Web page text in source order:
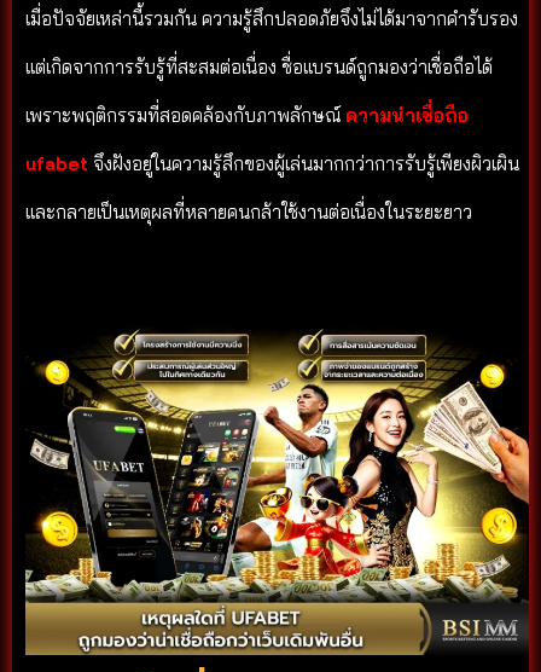
เมื่อปัจจัยเหล่านี้รวมกัน ความรู้สึกปลอดภัยจึงไม่ได้มาจากคำรับรอง
แต่เกิดจากการรับรู้ที่สะสมต่อเนื่อง ชื่อแบรนด์ถูกมองว่าเชื่อถือได้
เพราะพฤติกรรมที่สอดคล้องกับภาพลักษณ์ ความน่าเชื่อถือ
ufabet จึงฝังอยู่ในความรู้สึกของผู้เล่นมากกว่าการรับรู้เพียงผิวเผิน
และกลายเป็นเหตุผลที่หลายคนกล้าใช้งานต่อเนื่องในระยะยาว